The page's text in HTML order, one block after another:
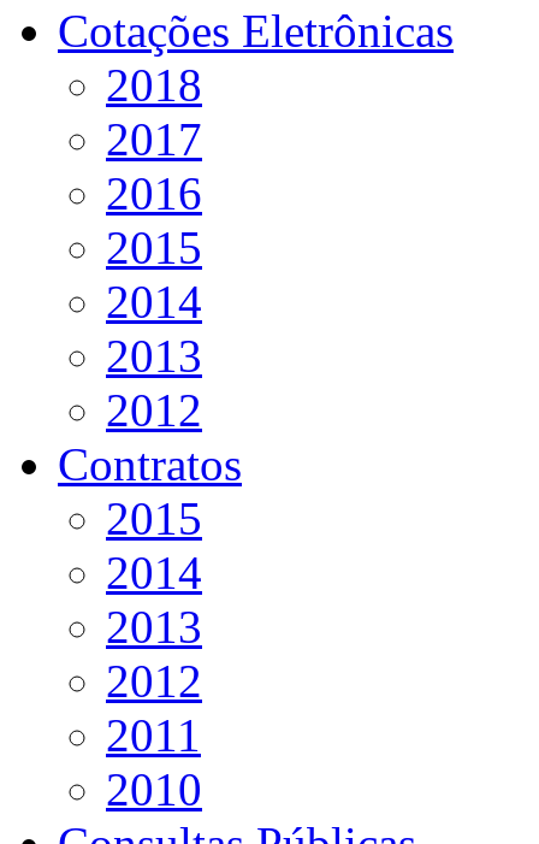
Cotações Eletrônicas
2018
2017
2016
2015
2014
2013
2012
Contratos
2015
2014
2013
2012
2011
2010